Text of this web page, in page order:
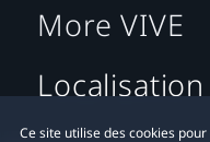
Ce site utilise des cookies
More VIVE
Localisation